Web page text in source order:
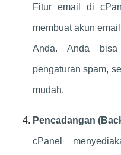
Fitur email di
membuat akun
Anda. Anda bisa
pengaturan spam,
mudah.
Pencadangan
cPanel